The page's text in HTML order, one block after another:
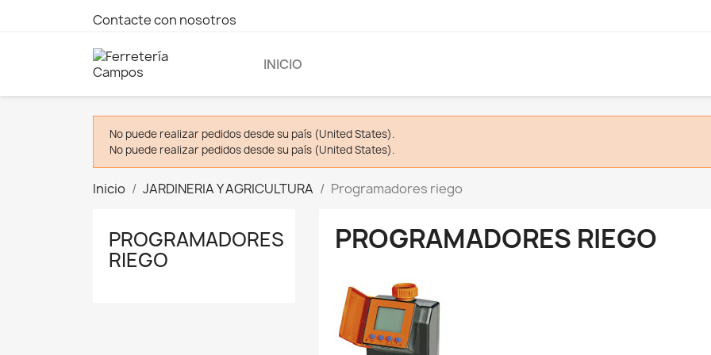
Contacte con nosotros
INICIO
No puede realizar pedidos desde su país (United States).
No puede realizar pedidos desde su país (United States).
Inicio JARDINERIA Y AGRICULTURA Programadores riego
PROGRAMADORES
RIEGO
PROGRAMADORES RIEGO